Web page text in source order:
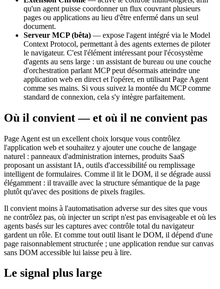
qu'un agent puisse coordonner un flux couvrant plusieurs
pages ou applications au lieu d'être enfermé dans un seul
document.
Serveur MCP (bêta) — expose l'agent intégré via le Model
Context Protocol, permettant à des agents externes de piloter
le navigateur. C'est l'élément intéressant pour l'écosystème
d'agents au sens large : un assistant de bureau ou une couche
d'orchestration parlant MCP peut désormais atteindre une
application web en direct et l'opérer, en utilisant Page Agent
comme ses mains. Si vous suivez la montée du MCP comme
standard de connexion, cela s'y intègre parfaitement.
Où il convient — et où il ne convient pas
Page Agent est un excellent choix lorsque vous contrôlez
l'application web et souhaitez y ajouter une couche de langage
naturel : panneaux d'administration internes, produits SaaS
proposant un assistant IA, outils d'accessibilité ou remplissage
intelligent de formulaires. Comme il lit le DOM, il se dégrade aussi
élégamment : il travaille avec la structure sémantique de la page
plutôt qu'avec des positions de pixels fragiles.
Il convient moins à l'automatisation adverse sur des sites que vous
ne contrôlez pas, où injecter un script n'est pas envisageable et où les
agents basés sur les captures avec contrôle total du navigateur
gardent un rôle. Et comme tout outil lisant le DOM, il dépend d'une
page raisonnablement structurée ; une application rendue sur canvas
sans DOM accessible lui laisse peu à lire.
Le signal plus large